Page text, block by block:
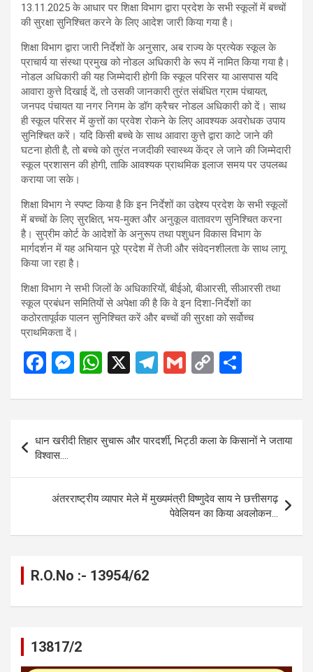
13.11.2025 के आधार पर शिक्षा विभाग द्वारा प्रदेश के सभी स्कूलों में बच्चों
की सुरक्षा सुनिश्चित करने के लिए आदेश जारी किया गया है।
शिक्षा विभाग द्वारा जारी निर्देशों के अनुसार, अब राज्य के प्रत्येक स्कूल के
प्राचार्य या संस्था प्रमुख को नोडल अधिकारी के रूप में नामित किया गया है।
नोडल अधिकारी की यह जिम्मेदारी होगी कि स्कूल परिसर या आसपास यदि
आवारा कुत्ते दिखाई दें, तो उसकी जानकारी तुरंत संबंधित ग्राम पंचायत,
जनपद पंचायत या नगर निगम के डॉग क्रैचर नोडल अधिकारी को दें। साथ
ही स्कूल परिसर में कुत्तों का प्रवेश रोकने के लिए आवश्यक अवरोधक उपाय
सुनिश्चित करें। यदि किसी बच्चे के साथ आवारा कुत्ते द्वारा काटे जाने की
घटना होती है, तो बच्चे को तुरंत नजदीकी स्वास्थ्य केंद्र ले जाने की जिम्मेदारी
स्कूल प्रशासन की होगी, ताकि आवश्यक प्राथमिक इलाज समय पर उपलब्ध
कराया जा सके।
शिक्षा विभाग ने स्पष्ट किया है कि इन निर्देशों का उद्देश्य प्रदेश के सभी स्कूलों
में बच्चों के लिए सुरक्षित, भय-मुक्त और अनुकूल वातावरण सुनिश्चित करना
है। सुप्रीम कोर्ट के आदेशों के अनुरूप तथा पशुधन विकास विभाग के
मार्गदर्शन में यह अभियान पूरे प्रदेश में तेजी और संवेदनशीलता के साथ लागू
किया जा रहा है।
शिक्षा विभाग ने सभी जिलों के अधिकारियों, बीईओ, बीआरसी, सीआरसी तथा
स्कूल प्रबंधन समितियों से अपेक्षा की है कि वे इन दिशा-निर्देशों का
कठोरतापूर्वक पालन सुनिश्चित करें और बच्चों की सुरक्षा को सर्वोच्च
प्राथमिकता दें।
F
ce
o
o
k
M
se
n
g
er
W
at
A
p
p
X
T
e
gr
a
m
G
ail
C
py
Li
n
k
ar
navigation
धान खरीदी तिहार सुचारू और पारदर्शी, भिट्ठी कला के किसानों ने जताया
विश्वास….
अंतरराष्ट्रीय व्यापार मेले में मुख्यमंत्री विष्णुदेव साय ने छत्तीसगढ़
पेवेलियन का किया अवलोकन…
R.O.No :- 13954/62
13817/2